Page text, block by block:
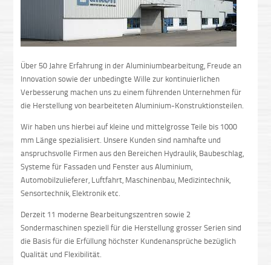
Über 50 Jahre Erfahrung in der Aluminiumbearbeitung, Freude an
Innovation sowie der unbedingte Wille zur kontinuierlichen
Verbesserung machen uns zu einem führenden Unternehmen für
die Herstellung von bearbeiteten Aluminium-Konstruktionsteilen.
Wir haben uns hierbei auf kleine und mittelgrosse Teile bis 1000
mm Länge spezialisiert. Unsere Kunden sind namhafte und
anspruchsvolle Firmen aus den Bereichen Hydraulik, Baubeschlag,
Systeme für Fassaden und Fenster aus Aluminium,
Automobilzulieferer, Luftfahrt, Maschinenbau, Medizintechnik,
Sensortechnik, Elektronik etc.
Derzeit 11 moderne Bearbeitungszentren sowie 2
Sondermaschinen speziell für die Herstellung grosser Serien sind
die Basis für die Erfüllung höchster Kundenansprüche bezüglich
Qualität und Flexibilität.